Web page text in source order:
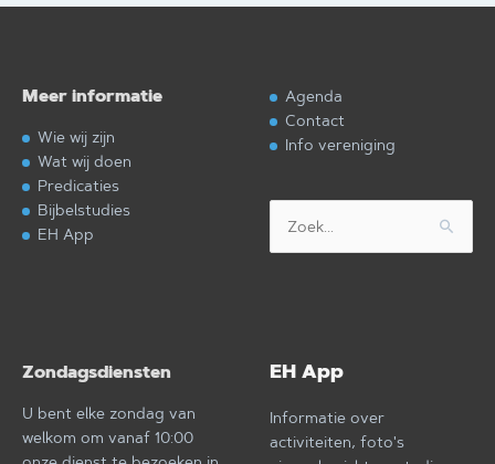
Meer informatie
Wie wij zijn
Wat wij doen
Predicaties
Bijbelstudies
EH App
Agenda
Contact
Info vereniging
naar:
Zondagsdiensten
U bent elke zondag van
welkom om vanaf 10:00
EH App
Informatie over
activiteiten, foto's